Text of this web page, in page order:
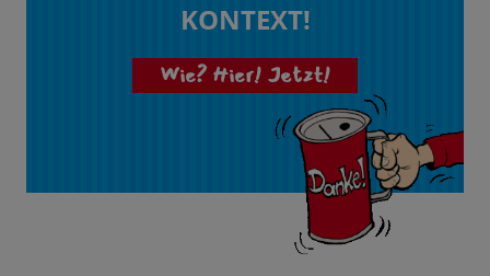
KONTEXT!
Wie? Hier! Jetzt!